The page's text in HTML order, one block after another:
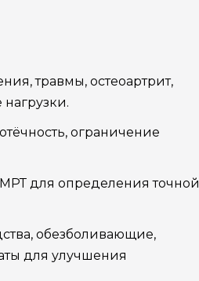
травмы, остеоартрит,
ограничение
для определения точной
обезболивающие,
для улучшения